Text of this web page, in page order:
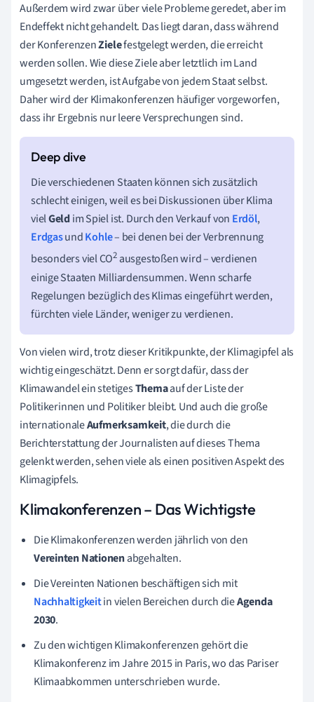
Außerdem wird zwar über viele Probleme geredet, aber im
Endeffekt nicht gehandelt. Das liegt daran, dass während
der KonferenzenZielefestgelegt werden, die erreicht
werden sollen. Wie diese Ziele aber letztlich im Land
umgesetzt werden, ist Aufgabe von jedem Staat selbst.
Daher wird der Klimakonferenzen häufiger vorgeworfen,
dass ihr Ergebnis nur leere Versprechungen sind.
Die verschiedenen Staaten können sich zusätzlich
schlecht einigen, weil es bei Diskussionen über Klima
vielGeld im Spiel ist. Durch den Verkauf von Erdöl,
ErdgasundKohle– bei denen bei der Verbrennung
besonders viel CO2 ausgestoßen wird – verdienen
einige Staaten Milliardensummen. Wenn scharfe
Regelungen bezüglich des Klimas eingeführt werden,
fürchten viele Länder, weniger zu verdienen.
Von vielen wird, trotz dieser Kritikpunkte, der Klimagipfel als
wichtig eingeschätzt. Denn er sorgt dafür, dass der
Klimawandel ein stetigesThemaauf der Liste der
Politikerinnen und Politiker bleibt. Und auch die große
internationaleAufmerksamkeit, die durch die
Berichterstattung der Journalisten auf dieses Thema
gelenkt werden, sehen viele als einen positiven Aspekt des
Klimagipfels.
Klimakonferenzen – Das Wichtigste
Die Klimakonferenzen werden jährlich von den
Vereinten Nationenabgehalten.
Die Vereinten Nationen beschäftigen sich mit
Nachhaltigkeitin vielen Bereichen durch dieAgenda
2030.
Zu den wichtigen Klimakonferenzen gehört die
Klimakonferenz im Jahre 2015 in Paris, wo das Pariser
Klimaabkommen unterschrieben wurde.